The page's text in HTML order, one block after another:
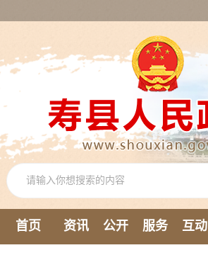
首页 资讯 公开 服务 互动